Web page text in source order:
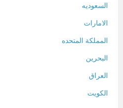
السعوديه
الامارات
المملكة المتحده
البحرين
العراق
الكويت